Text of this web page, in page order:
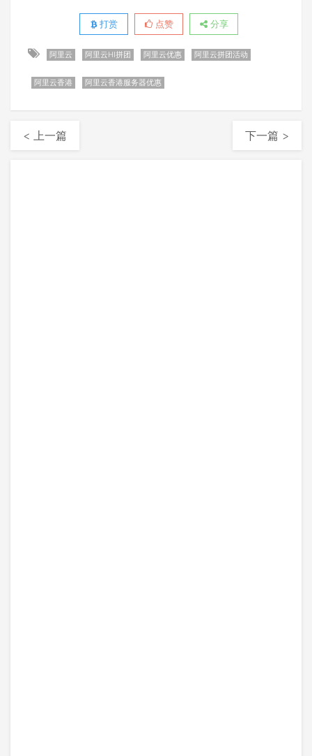
打赏 点赞 分享
阿里云 阿里云HI拼团 阿里云优惠 阿里云拼团活动
阿里云香港 阿里云香港服务器优惠
< 上一篇 下一篇 >